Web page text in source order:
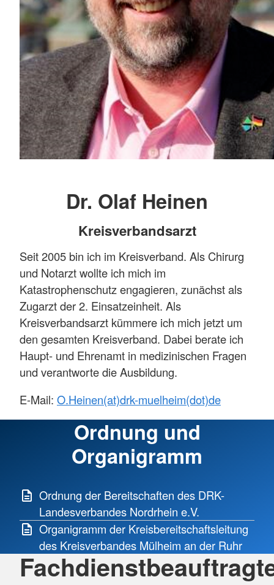
Dr. Olaf Heinen
Kreisverbandsarzt
Seit 2005 bin ich im Kreisverband. Als Chirurg
und Notarzt wollte ich mich im
Katastrophenschutz engagieren, zunächst als
Zugarzt der 2. Einsatzeinheit. Als
Kreisverbandsarzt kümmere ich mich jetzt um
den gesamten Kreisverband. Dabei berate ich
Haupt- und Ehrenamt in medizinischen Fragen
und verantworte die Ausbildung.
E-Mail: O.Heinen(at)drk-muelheim(dot)de
Ordnung und
Organigramm
Ordnung der Bereitschaften des DRK-
Landesverbandes Nordrhein e.V.
Organigramm der Kreisbereitschaftsleitung
des Kreisverbandes Mülheim an der Ruhr